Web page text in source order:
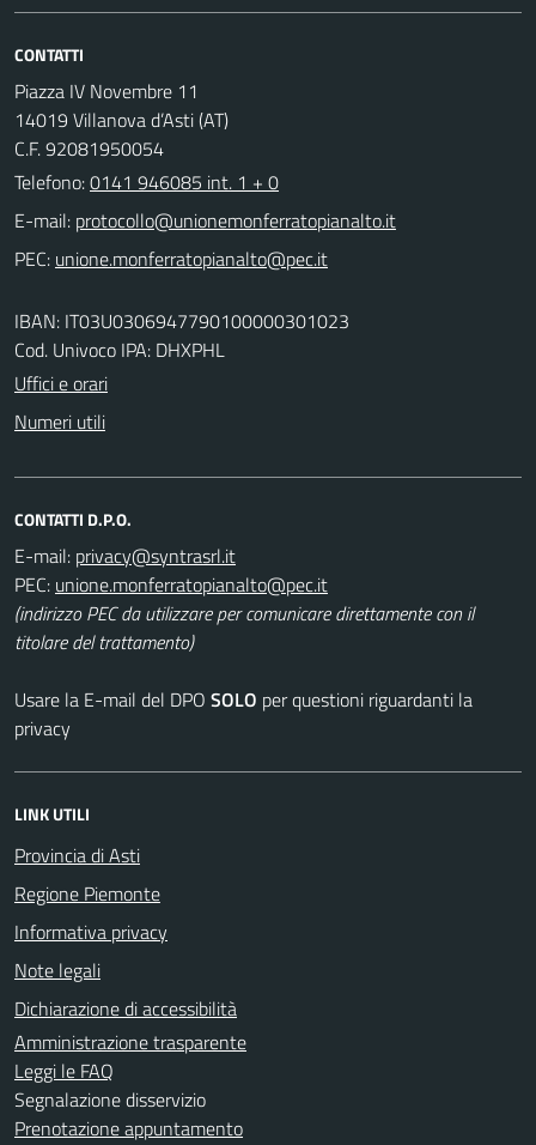
CONTATTI
Piazza IV Novembre 11
14019 Villanova d’Asti (AT)
C.F. 92081950054
Telefono:0141 946085 int. 1 + 0
E-mail:
PEC:
IBAN: IT03U0306947790100000301023
Cod. Univoco IPA: DHXPHL
Uffici e orari
Numeri utili
CONTATTI D.P.O.
E-mail:
PEC:
(indirizzo PEC da utilizzare per comunicare direttamente con il
titolare del trattamento)
Usare la E-mail del DPO SOLO per questioni riguardanti la
privacy
LINK UTILI
Provincia di Asti
Regione Piemonte
Informativa privacy
Note legali
Dichiarazione di accessibilità
Amministrazione trasparente
Leggi le FAQ
Segnalazione disservizio
Prenotazione appuntamento